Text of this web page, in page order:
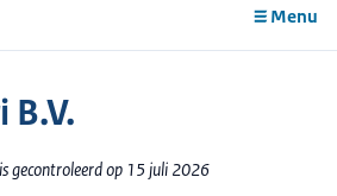
Menu
gecontroleerd op 15 juli 2026